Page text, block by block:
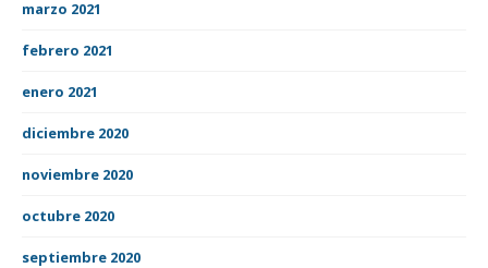
marzo 2021
febrero 2021
enero 2021
diciembre 2020
noviembre 2020
octubre 2020
septiembre 2020